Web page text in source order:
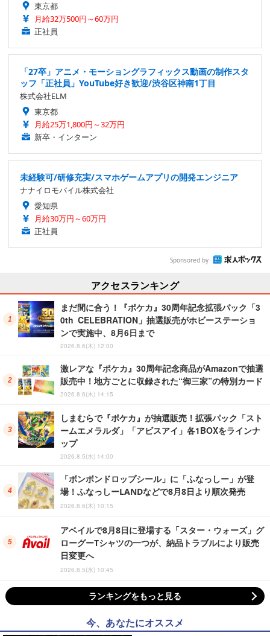
東京都
月給32万500円～60万円
正社員
「27卒」アニメ・モーショングラフィックス動画の制作スタ
ッフ「正社員」YouTube好き歓迎/渋谷区神南1丁目
株式会社ELM
東京都
月給25万1,800円～32万円
新卒・インターン
未経験可/研修充実/スマホゲームアプリの開発エンジニア
ナナイロモバイル株式会社
愛知県
月給30万円～60万円
正社員
Sponsored by
アクセスランキング
まだ間に合う！『ポケカ』30周年記念拡張パック「3
0th CELEBRATION」抽選販売がホビーステーショ
ンで実施中、8月6日まで
2026.8.6(木) 12:00
激レアな『ポケカ』30周年記念商品がAmazonで抽選
販売中！地方ごとに収録された“御三家”の特別カード
2026.8.6(木) 14:15
しまむらで『ポケカ』が抽選販売！拡張パック「スト
ームエメラルダ」「アビスアイ」各1BOXをラインナ
ップ
2026.8.5(水) 14:00
「ボンボンドロップシール」に「ふなっしー」が登
場！ふなっしーLANDなどで8月8日より順次発売
2026.8.6(木) 10:15
アベイルで8月8日に登場する「スター・ウォーズ」グ
ローグーTシャツの一つが、納品トラブルにより販売
日変更へ
2026.8.5(水) 10:45
ランキングをもっと見る
今、あなたにオススメ